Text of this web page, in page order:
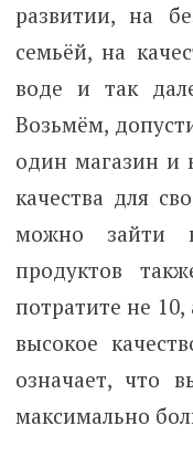
развитии, на
семьёй, на
воде и так
Возьмём,
один магазин и
качества для
можно зайти
продуктов
потратите не 10,
высокое
означает, что
максимально